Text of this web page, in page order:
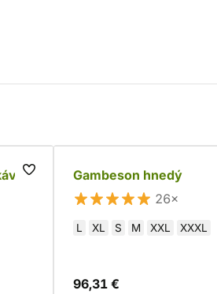
Gambeson hnedý
26×
L XL S M XXL XXXL
96,31 €